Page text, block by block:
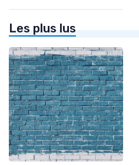
Les plus lus